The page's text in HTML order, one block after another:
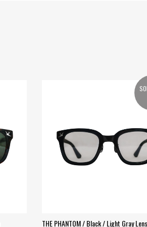
THE PHANTOM / Black / Light Gray Lens